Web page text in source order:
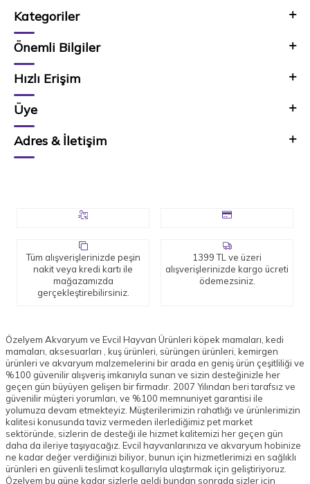
Kategoriler
Önemli Bilgiler
Hızlı Erişim
Üye
Adres & İletişim
Tüm alışverişlerinizde peşin
nakit veya kredi kartı ile
mağazamızda
gerçekleştirebilirsiniz.
1399 TL ve üzeri
alışverişlerinizde kargo ücreti
ödemezsiniz.
Özelyem Akvaryum ve Evcil Hayvan Ürünleri köpek mamaları, kedi
mamaları, aksesuarları , kuş ürünleri, sürüngen ürünleri, kemirgen
ürünleri ve akvaryum malzemelerini bir arada en geniş ürün çeşitliliği ve
%100 güvenilir alışveriş imkanıyla sunan ve sizin desteğinizle her
geçen gün büyüyen gelişen bir firmadır. 2007 Yılından beri tarafsız ve
güvenilir müşteri yorumları, ve %100 memnuniyet garantisi ile
yolumuza devam etmekteyiz. Müşterilerimizin rahatlığı ve ürünlerimizin
kalitesi konusunda taviz vermeden ilerlediğimiz pet market
sektöründe, sizlerin de desteği ile hizmet kalitemizi her geçen gün
daha da ileriye taşıyacağız. Evcil hayvanlarınıza ve akvaryum hobinize
ne kadar değer verdiğinizi biliyor, bunun için hizmetlerimizi en sağlıklı
ürünleri en güvenli teslimat koşullarıyla ulaştırmak için geliştiriyoruz.
Özelyem bu güne kadar sizlerle geldi bundan sonrada sizler için